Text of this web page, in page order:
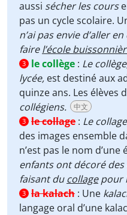
aussi sécher les cours
pas un cycle scolaire.
n’ai pas envie d’aller
fairel’école
3 le collège : Le
lycée, est destiné aux
quinze ans. Les élèves
collégiens.
中文
3 le collage : Le
des images ensemble
n’est pas le nom d’une
enfants ont décoré
faisant ducollagepour
3 la kalach : Une
langage oral d’une